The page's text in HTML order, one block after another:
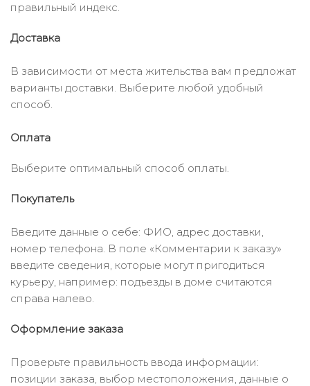
правильный индекс.
Доставка
В зависимости от места жительства вам предложат
варианты доставки. Выберите любой удобный
способ.
Оплата
Выберите оптимальный способ оплаты.
Покупатель
Введите данные о себе: ФИО, адрес доставки,
номер телефона. В поле «Комментарии к заказу»
введите сведения, которые могут пригодиться
курьеру, например: подъезды в доме считаются
справа налево.
Оформление заказа
Проверьте правильность ввода информации:
позиции заказа, выбор местоположения, данные о